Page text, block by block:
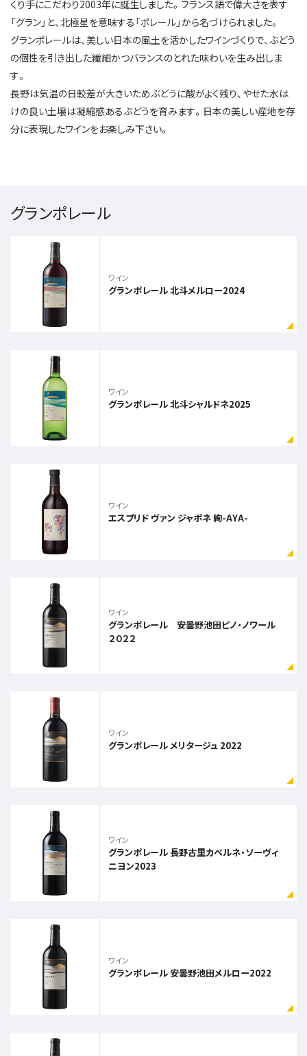
くり手にこだわり2003年に誕生しました。フランス語で偉大さを表す
「グラン」と、北極星を意味する「ポレール」から名づけられました。
グランポレールは、美しい日本の風土を活かしたワインづくりで、ぶどう
の個性を引き出した繊細かつバランスのとれた味わいを生み出しま
す。
長野は気温の日較差が大きいためぶどうに酸がよく残り、やせた水は
けの良い土壌は凝縮感あるぶどうを育みます。日本の美しい産地を存
分に表現したワインをお楽しみ下さい。
グランポレール
ワイン
グランポレール 北斗メルロー2024
ワイン
グランポレール 北斗シャルドネ2025
ワイン
エスプリド ヴァン ジャポネ 絢-AYA-
ワイン
グランポレール 安曇野池田ピノ・ノワール
２０２２
ワイン
グランポレール メリタージュ 2022
ワイン
グランポレール 長野古里カベルネ・ソーヴィ
ニヨン2023
ワイン
グランポレール 安曇野池田メルロー2022